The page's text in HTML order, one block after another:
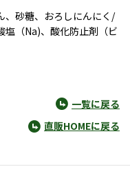
、砂糖、おろしにんにく/
塩（Na)、酸化防止剤（ビ
一覧に戻る
直販HOMEに戻る